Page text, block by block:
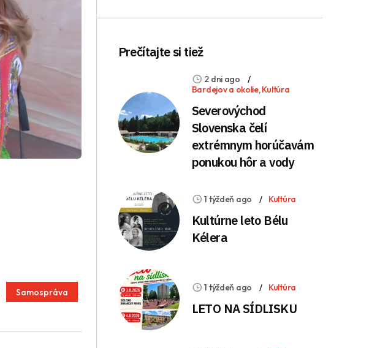
Samospráva
Prečítajte si tiež
2 dni ago
Bardejov a okolie,Kultúra
Severovýchod
Slovenska čelí
extrémnym horúčavám
ponukou hôr a vody
1 týždeň ago Kultúra
Kultúrne leto Bélu
Kélera
1 týždeň ago Kultúra
LETO NA SÍDLISKU